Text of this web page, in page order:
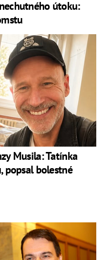
útoku:
Musila: Tatínka
popsal bolestné